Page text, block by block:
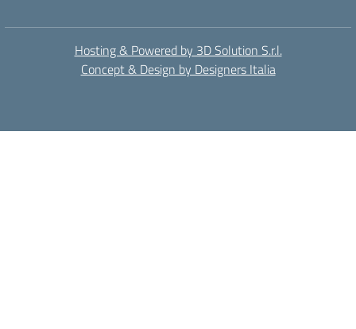
Hosting & Powered by 3D Solution S.r.l.
Concept & Design by Designers Italia